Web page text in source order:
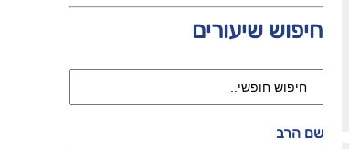
חיפוש שיעורים
שם הרב